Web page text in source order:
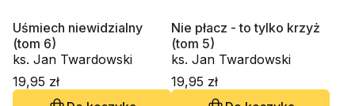
Uśmiech niewidzialny
(tom 6)
ks. Jan Twardowski
19,95 zł
Nie płacz - to tylko krzyż
(tom 5)
ks. Jan Twardowski
19,95 zł